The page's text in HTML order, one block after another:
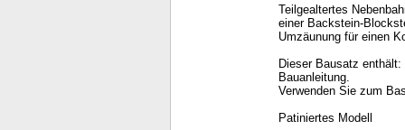
Teilgealtertes
einer Backstein-
Umzäunung für einen
Dieser Bausatz
Bauanleitung.
Verwenden Sie zum
Patiniertes Modell